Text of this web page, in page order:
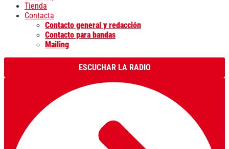
Tienda
Contacta
Contacto general y redacción
Contacto para bandas
Mailing
ESCUCHAR LA RADIO